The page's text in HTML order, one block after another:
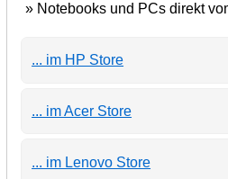
» Notebooks und PCs direkt
... im HP Store
... im Acer Store
... im Lenovo Store